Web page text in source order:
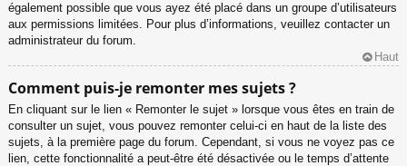
également possible que vous ayez été placé dans un groupe d’utilisateurs
aux permissions limitées. Pour plus d’informations, veuillez contacter un
administrateur du forum.
Haut
Comment puis-je remonter mes sujets ?
En cliquant sur le lien « Remonter le sujet » lorsque vous êtes en train de
consulter un sujet, vous pouvez remonter celui-ci en haut de la liste des
sujets, à la première page du forum. Cependant, si vous ne voyez pas ce
lien, cette fonctionnalité a peut-être été désactivée ou le temps d’attente